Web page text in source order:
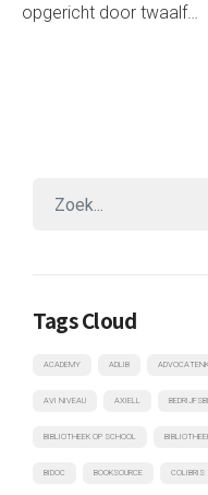
opgericht door twaalf…
Tags Cloud
ACADEMY ADLIB
AVI NIVEAU AXIELL
BIBLIOTHEEK OP SCHOOL
BIDOC BOOKSOURCE COLIBRIS